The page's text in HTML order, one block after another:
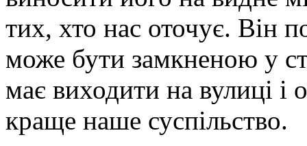
тих, хто нас оточує. Він
може бути замкненою у
має виходити на вулиці і
краще наше суспільство.